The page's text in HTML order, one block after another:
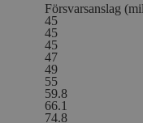
Försvarsanslag
45
45
45
47
49
55
59.8
66.1
74.8